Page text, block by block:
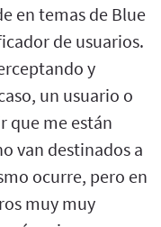
en temas de Blue
de usuarios.
y
un usuario o
que me están
van destinados a
ocurre, pero en
muy muy